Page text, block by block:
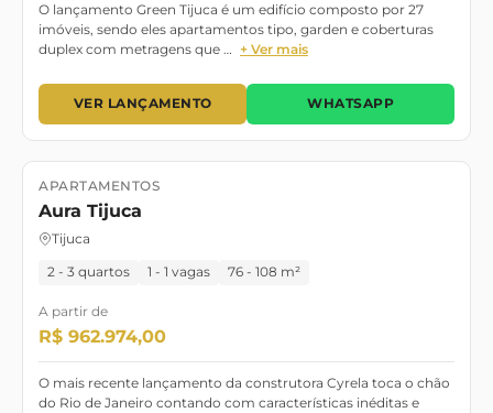
O lançamento Green Tijuca é um edifício composto por 27
imóveis, sendo eles apartamentos tipo, garden e coberturas
duplex com metragens que … + Ver mais
VER LANÇAMENTO WHATSAPP
Lançamento Pronto para morar
APARTAMENTOS
Aura Tijuca
Tijuca
2 - 3 quartos 1 - 1 vagas 76 - 108 m²
A partir de
R$ 962.974,00
O mais recente lançamento da construtora Cyrela toca o chão
do Rio de Janeiro contando com características inéditas e